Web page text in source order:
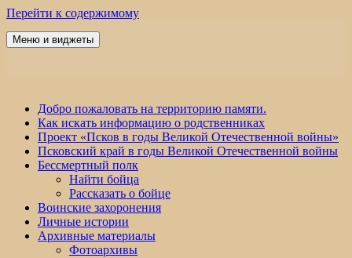
Перейти к содержимому
Победа 60
Меню и виджеты
Добро пожаловать на территорию памяти.
Как искать информацию о родственниках
Проект «Псков в годы Великой Отечественной войны»
Псковский край в годы Великой Отечественной войны
Бессмертный полк
Найти бойца
Рассказать о бойце
Воинские захоронения
Личные истории
Архивные материалы
Фотоархивы